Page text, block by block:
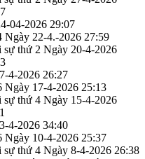
04-2026 29:07
Ngày 22-4.-2026 27:59
sự thứ 2 Ngày 20-4-2026
4-2026 26:27
Ngày 17-4-2026 25:13
sự thứ 4 Ngày 15-4-2026
4-2026 34:40
Ngày 10-4-2026 25:37
sự thứ 4 Ngày 8-4-2026 26:38